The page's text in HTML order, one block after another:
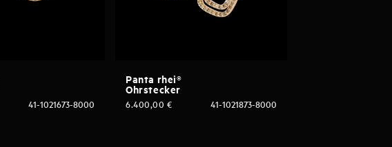
41-1021673-8000
Panta rhei®
Ohrstecker
41-1021873-8000
6.400,00 €